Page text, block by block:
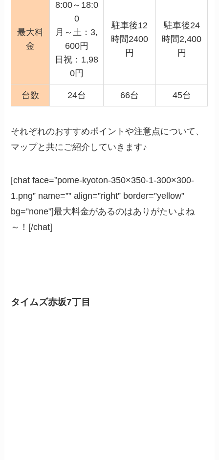
最大料
金
8:00～18:0
0
月～土：3,
600円
日祝：1,98
0円
駐車後12
時間2400
円
駐車後24
時間2,400
円
台数 24台 66台 45台
それぞれのおすすめポイントや注意点について、
マップと共にご紹介していきます♪
[chat face=”pome-kyoton-350×350-1-300×300-
1.png” name=”” align=”right” border=”yellow”
bg=”none”]最大料金があるのはありがたいよね
～！[/chat]
タイムズ赤坂7丁目